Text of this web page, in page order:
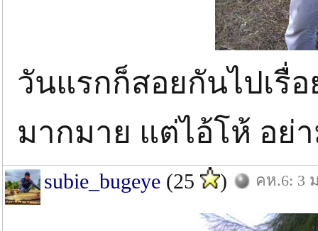
วันแรกก็สอยกันไปเรื่
มากมาย แต่ไอ้โห้ อ
subie_bugeye (25 ) คห.6: 3